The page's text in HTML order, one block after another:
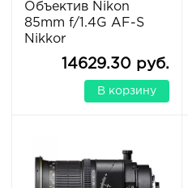
Объектив Nikon
85mm f/1.4G AF-S
Nikkor
14629.30 руб.
В корзину